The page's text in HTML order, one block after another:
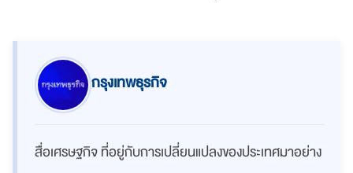
กรุงเทพธุรกิจ
สื่อเศรษฐกิจ ที่อยู่กับการเปลี่ยนแปลงของประเทศมาอย่าง